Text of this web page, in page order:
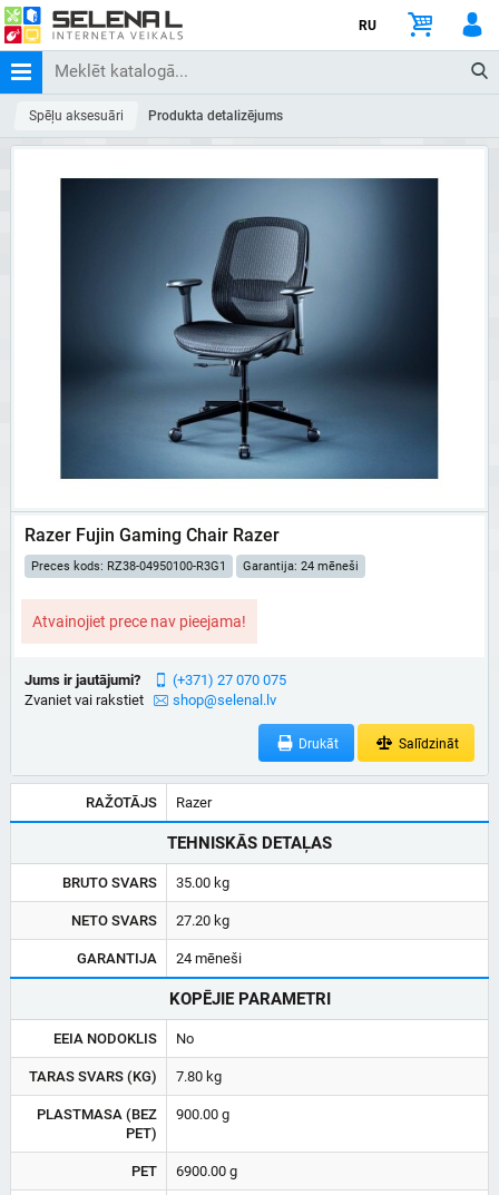
RU
Spēļu aksesuāri Produkta detalizējums
Razer Fujin Gaming Chair Razer
Preces kods: RZ38-04950100-R3G1 Garantija: 24 mēneši
Atvainojiet prece nav pieejama!
Jums ir jautājumi?
Zvaniet vai rakstiet
(+371) 27 070 075
shop@selenal.lv
Drukāt Salīdzināt
RAŽOTĀJS Razer
TEHNISKĀS DETAĻAS
BRUTO SVARS 35.00 kg
NETO SVARS 27.20 kg
GARANTIJA 24 mēneši
KOPĒJIE PARAMETRI
EEIA NODOKLIS No
TARAS SVARS (KG) 7.80 kg
PLASTMASA (BEZ
PET)
900.00 g
PET 6900.00 g